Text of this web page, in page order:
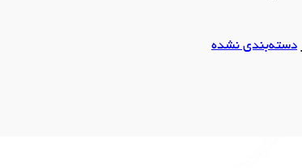
دسته‌بندی نشده